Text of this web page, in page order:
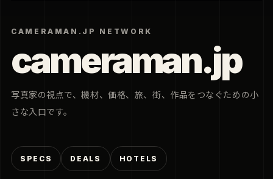
CAMERAMAN.JP NETWORK
cameraman.jp
写真家の視点で、機材、価格、旅、街、作品をつなぐための小
さな入口です。
SPECS DEALS HOTELS